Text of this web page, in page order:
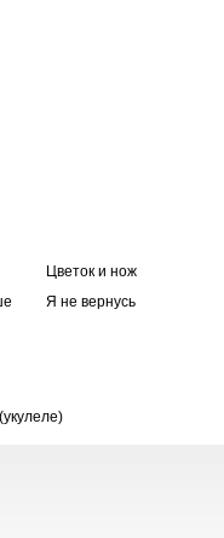
Цветок и нож
Я не вернусь